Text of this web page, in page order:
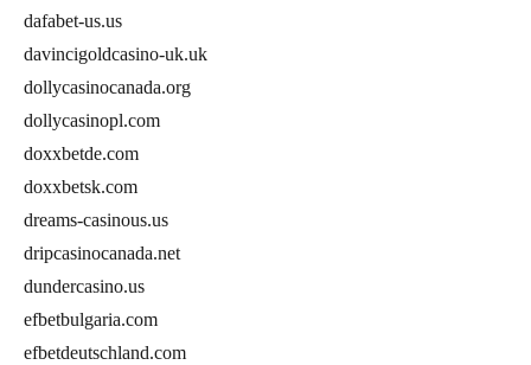
dafabet-us.us
davincigoldcasino-uk.uk
dollycasinocanada.org
dollycasinopl.com
doxxbetde.com
doxxbetsk.com
dreams-casinous.us
dripcasinocanada.net
dundercasino.us
efbetbulgaria.com
efbetdeutschland.com